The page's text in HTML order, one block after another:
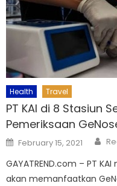
Health Travel
PT KAI di 8 Stasiun
Pemeriksaan
Posted
on
February 15, 2021
GAYATREND.com – PT
akan memanfaatkan